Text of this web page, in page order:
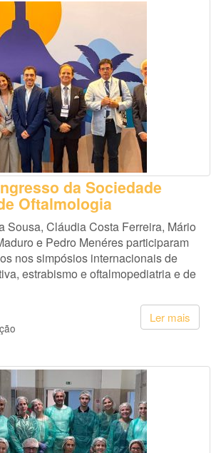
da Sociedade
Oftalmologia
Sousa, Cláudia Costa Ferreira, Mário
e Pedro Menéres participaram
nos simpósios internacionais de
estrabismo e oftalmopediatria e de
Ler mais